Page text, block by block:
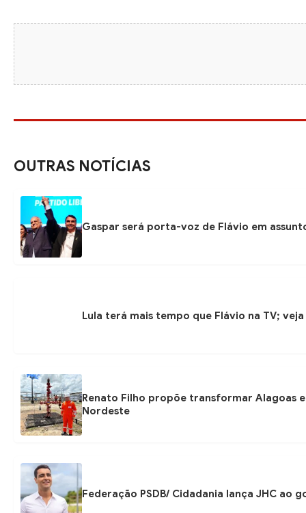
OUTRAS NOTÍCIAS
Gaspar será porta-voz de Flávio em
Lula terá mais tempo que Flávio na TV;
Renato Filho propõe transformar Alagoas
Nordeste
Federação PSDB/ Cidadania lança JHC ao